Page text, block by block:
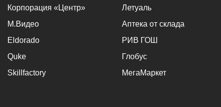
Корпорация «Центр»
Летуаль
М.Видео
Аптека от склада
Eldorado
РИВ ГОШ
Quke
Глобус
Skillfactory
МегаМаркет